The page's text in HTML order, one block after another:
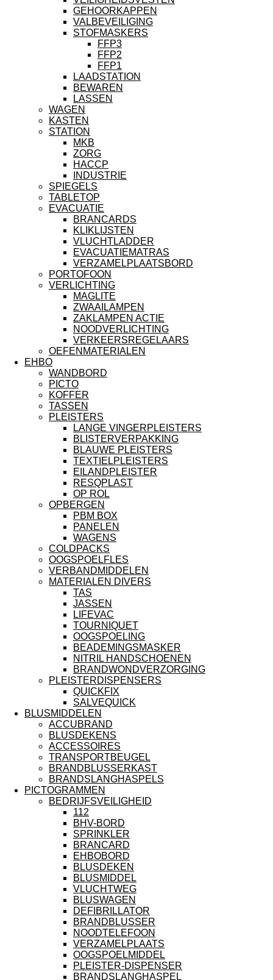
GEHOORKAPPEN
VALBEVEILIGING
STOFMASKERS
FFP3
FFP2
FFP1
LAADSTATION
BEWAREN
LASSEN
WAGEN
KASTEN
STATION
MKB
ZORG
HACCP
INDUSTRIE
SPIEGELS
TABLETOP
EVACUATIE
BRANCARDS
KLIKLIJSTEN
VLUCHTLADDER
EVACUATIEMATRAS
VERZAMELPLAATSBORD
PORTOFOON
VERLICHTING
MAGLITE
ZWAAILAMPEN
ZAKLAMPEN ACTIE
NOODVERLICHTING
VERKEERSREGELAARS
OEFENMATERIALEN
EHBO
WANDBORD
PICTO
KOFFER
TASSEN
PLEISTERS
LANGE VINGERPLEISTERS
BLISTERVERPAKKING
BLAUWE PLEISTERS
TEXTIELPLEISTERS
EILANDPLEISTER
RESQPLAST
OP ROL
OPBERGEN
PBM BOX
PANELEN
WAGENS
COLDPACKS
OOGSPOELFLES
VERBANDMIDDELEN
MATERIALEN DIVERS
TAS
JASSEN
LIFEVAC
TOURNIQUET
OOGSPOELING
BEADEMINGSMASKER
NITRIL HANDSCHOENEN
BRANDWONDVERZORGING
PLEISTERDISPENSERS
QUICKFIX
SALVEQUICK
BLUSMIDDELEN
ACCUBRAND
BLUSDEKENS
ACCESSOIRES
TRANSPORTBEUGEL
BRANDBLUSSERKAST
BRANDSLANGHASPELS
PICTOGRAMMEN
BEDRIJFSVEILIGHEID
112
BHV-BORD
SPRINKLER
BRANCARD
EHBOBORD
BLUSDEKEN
BLUSMIDDEL
VLUCHTWEG
BLUSWAGEN
DEFIBRILLATOR
BRANDBLUSSER
NOODTELEFOON
VERZAMELPLAATS
OOGSPOELMIDDEL
PLEISTER-DISPENSER
BRANDSLANGHASPEL